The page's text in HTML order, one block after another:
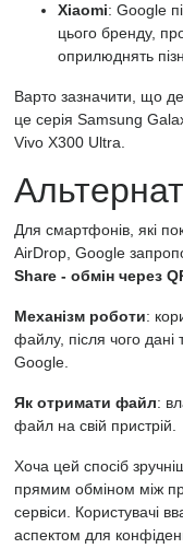
Xiaomi: Google
цього бренду,
оприлюднять
Варто зазначити, що
це серія Samsung
Vivo X300 Ultra.
Для смартфонів, які
AirDrop, Google
Share - обмін через
Механізм роботи:
файлу, після чого
Google.
Як отримати файл:
файл на свій пристрій.
Хоча цей спосіб
прямим обміном між
сервіси. Користувачі
аспектом для